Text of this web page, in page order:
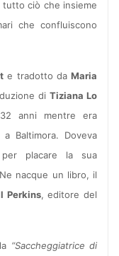
ciò che insieme
che confluiscono
e tradotto daMaria
di Tiziana Lo
anni mentre era
Baltimora. Doveva
placare la sua
nacque un libro, il
Perkins, editore del
“Saccheggiatrice di